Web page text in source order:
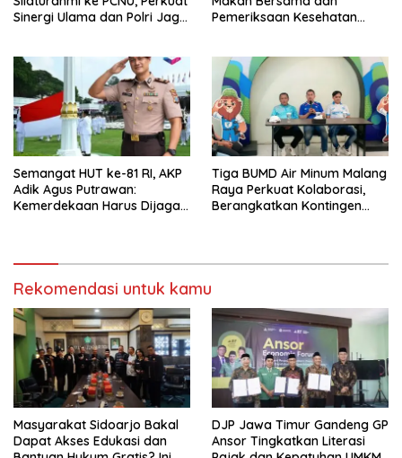
Sinergi Ulama dan Polri Jaga
Pemeriksaan Kesehatan
Semangat HUT ke-81 RI, AKP
Adik Agus Putrawan:
Kemerdekaan Harus Dijaga
Tiga BUMD Air Minum Malang
Raya Perkuat Kolaborasi,
Berangkatkan Kontingen
Rekomendasi untuk kamu
Masyarakat Sidoarjo Bakal
Dapat Akses Edukasi dan
DJP Jawa Timur Gandeng GP
Ansor Tingkatkan Literasi